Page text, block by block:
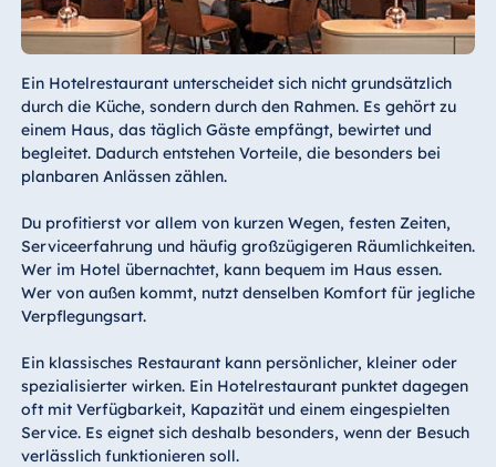
Ein Hotelrestaurant unterscheidet sich nicht grundsätzlich
durch die Küche, sondern durch den Rahmen. Es gehört zu
einem Haus, das täglich Gäste empfängt, bewirtet und
begleitet. Dadurch entstehen Vorteile, die besonders bei
planbaren Anlässen zählen.
Du profitierst vor allem von kurzen Wegen, festen Zeiten,
Serviceerfahrung und häufig großzügigeren Räumlichkeiten.
Wer im Hotel übernachtet, kann bequem im Haus essen.
Wer von außen kommt, nutzt denselben Komfort für jegliche
Verpflegungsart.
Ein klassisches Restaurant kann persönlicher, kleiner oder
spezialisierter wirken. Ein Hotelrestaurant punktet dagegen
oft mit Verfügbarkeit, Kapazität und einem eingespielten
Service. Es eignet sich deshalb besonders, wenn der Besuch
verlässlich funktionieren soll.